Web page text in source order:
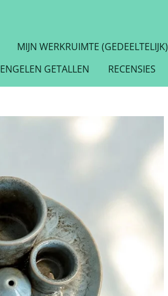
MIJN WERKRUIMTE (GEDEELTELIJK)
ENGELEN GETALLEN RECENSIES